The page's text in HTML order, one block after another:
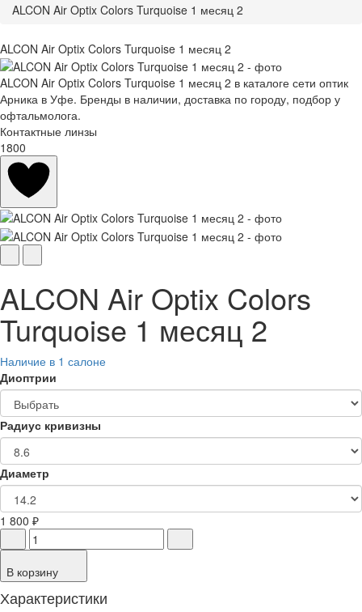
ALCON Air Optix Colors Turquoise 1 месяц 2
ALCON Air Optix Colors Turquoise 1 месяц 2
ALCON Air Optix Colors Turquoise 1 месяц 2 в каталоге сети оптик
Арника в Уфе. Бренды в наличии, доставка по городу, подбор у
офтальмолога.
Контактные линзы
1800
ALCON Air Optix Colors
Turquoise 1 месяц 2
Наличие в 1 салоне
Диоптрии
Радиус кривизны
Диаметр
1 800 ₽
В корзину
Характеристики